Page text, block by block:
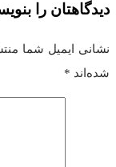
دیدگاهتان را
نشانی ایمیل شما
شده‌اند *